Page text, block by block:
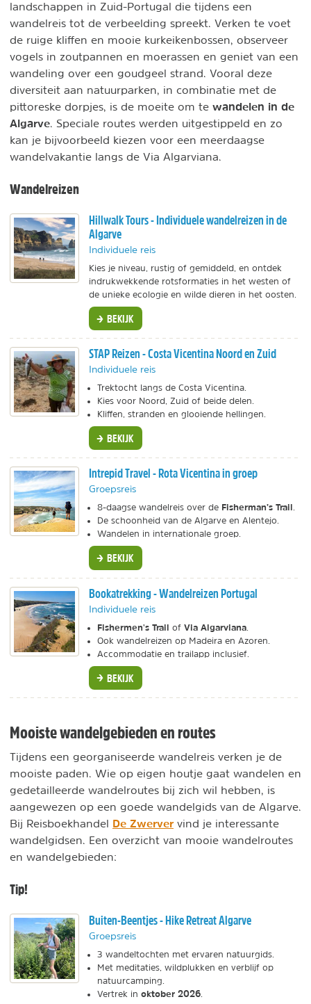
landschappen in Zuid-Portugal die tijdens een
wandelreis tot de verbeelding spreekt. Verken te voet
de ruige kliffen en mooie kurkeikenbossen, observeer
vogels in zoutpannen en moerassen en geniet van een
wandeling over een goudgeel strand. Vooral deze
diversiteit aan natuurparken, in combinatie met de
pittoreske dorpjes, is de moeite om te wandelen in de
Algarve . Speciale routes werden uitgestippeld en zo
kan je bijvoorbeeld kiezen voor een meerdaagse
wandelvakantie langs de Via Algarviana.
Wandelreizen
Hillwalk Tours - Individuele wandelreizen in de
Algarve
Individuele reis
Kies je niveau, rustig of gemiddeld, en ontdek
indrukwekkende rotsformaties in het westen of
de unieke ecologie en wilde dieren in het oosten.
BEKIJK
STAP Reizen - Costa Vicentina Noord en Zuid
Individuele reis
Trektocht langs de Costa Vicentina.
Kies voor Noord, Zuid of beide delen.
Kliffen, stranden en glooiende hellingen.
BEKIJK
Intrepid Travel - Rota Vicentina in groep
Groepsreis
8-daagse wandelreis over de Fisherman’s Trail
De schoonheid van de Algarve en Alentejo.
Wandelen in internationale groep.
BEKIJK
Bookatrekking - Wandelreizen Portugal
Individuele reis
Fishermen's Trail of Via Algarviana
Ook wandelreizen op Madeira en Azoren.
Accommodatie en trailapp inclusief.
BEKIJK
Mooiste wandelgebieden en routes
Tijdens een georganiseerde wandelreis verken je de
mooiste paden. Wie op eigen houtje gaat wandelen en
gedetailleerde wandelroutes bij zich wil hebben, is
aangewezen op een goede wandelgids van de Algarve.
Bij Reisboekhandel De Zwerver vind je interessante
wandelgidsen. Een overzicht van mooie wandelroutes
en wandelgebieden:
Tip!
Buiten-Beentjes - Hike Retreat Algarve
Groepsreis
3 wandeltochten met ervaren natuurgids.
Met meditaties, wildplukken en verblijf op
natuurcamping.
Vertrek in oktober 2026